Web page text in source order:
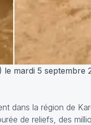
mardi 5 septembre
dans la région de
de reliefs, des